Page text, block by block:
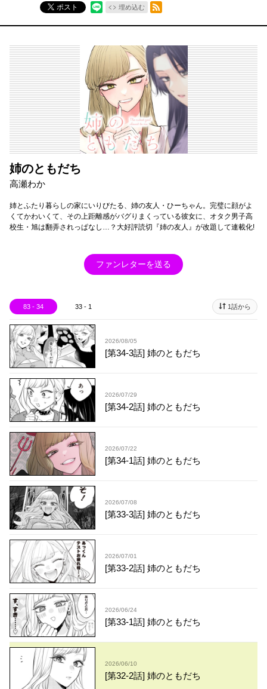
ポスト
埋め込む
姉のともだち
高瀬わか
姉とふたり暮らしの家にいりびたる、姉の友人・ひーちゃん。完璧に顔がよ
くてかわいくて、その上距離感がバグりまくっている彼女に、オタク男子高
校生・旭は翻弄されっぱなし…？大好評読切『姉の友人』が改題して連載化!
ファンレターを送る
83 - 34 33 - 1 1話から
2026/08/05
[第34-3話] 姉のともだち
2026/07/29
[第34-2話] 姉のともだち
2026/07/22
[第34-1話] 姉のともだち
2026/07/08
[第33-3話] 姉のともだち
2026/07/01
[第33-2話] 姉のともだち
2026/06/24
[第33-1話] 姉のともだち
2026/06/10
[第32-2話] 姉のともだち